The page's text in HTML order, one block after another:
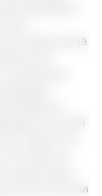
depósitos
de
redes que já
de
Media, as
no perfil
cliente. As
2026, se
para quem
de proteína